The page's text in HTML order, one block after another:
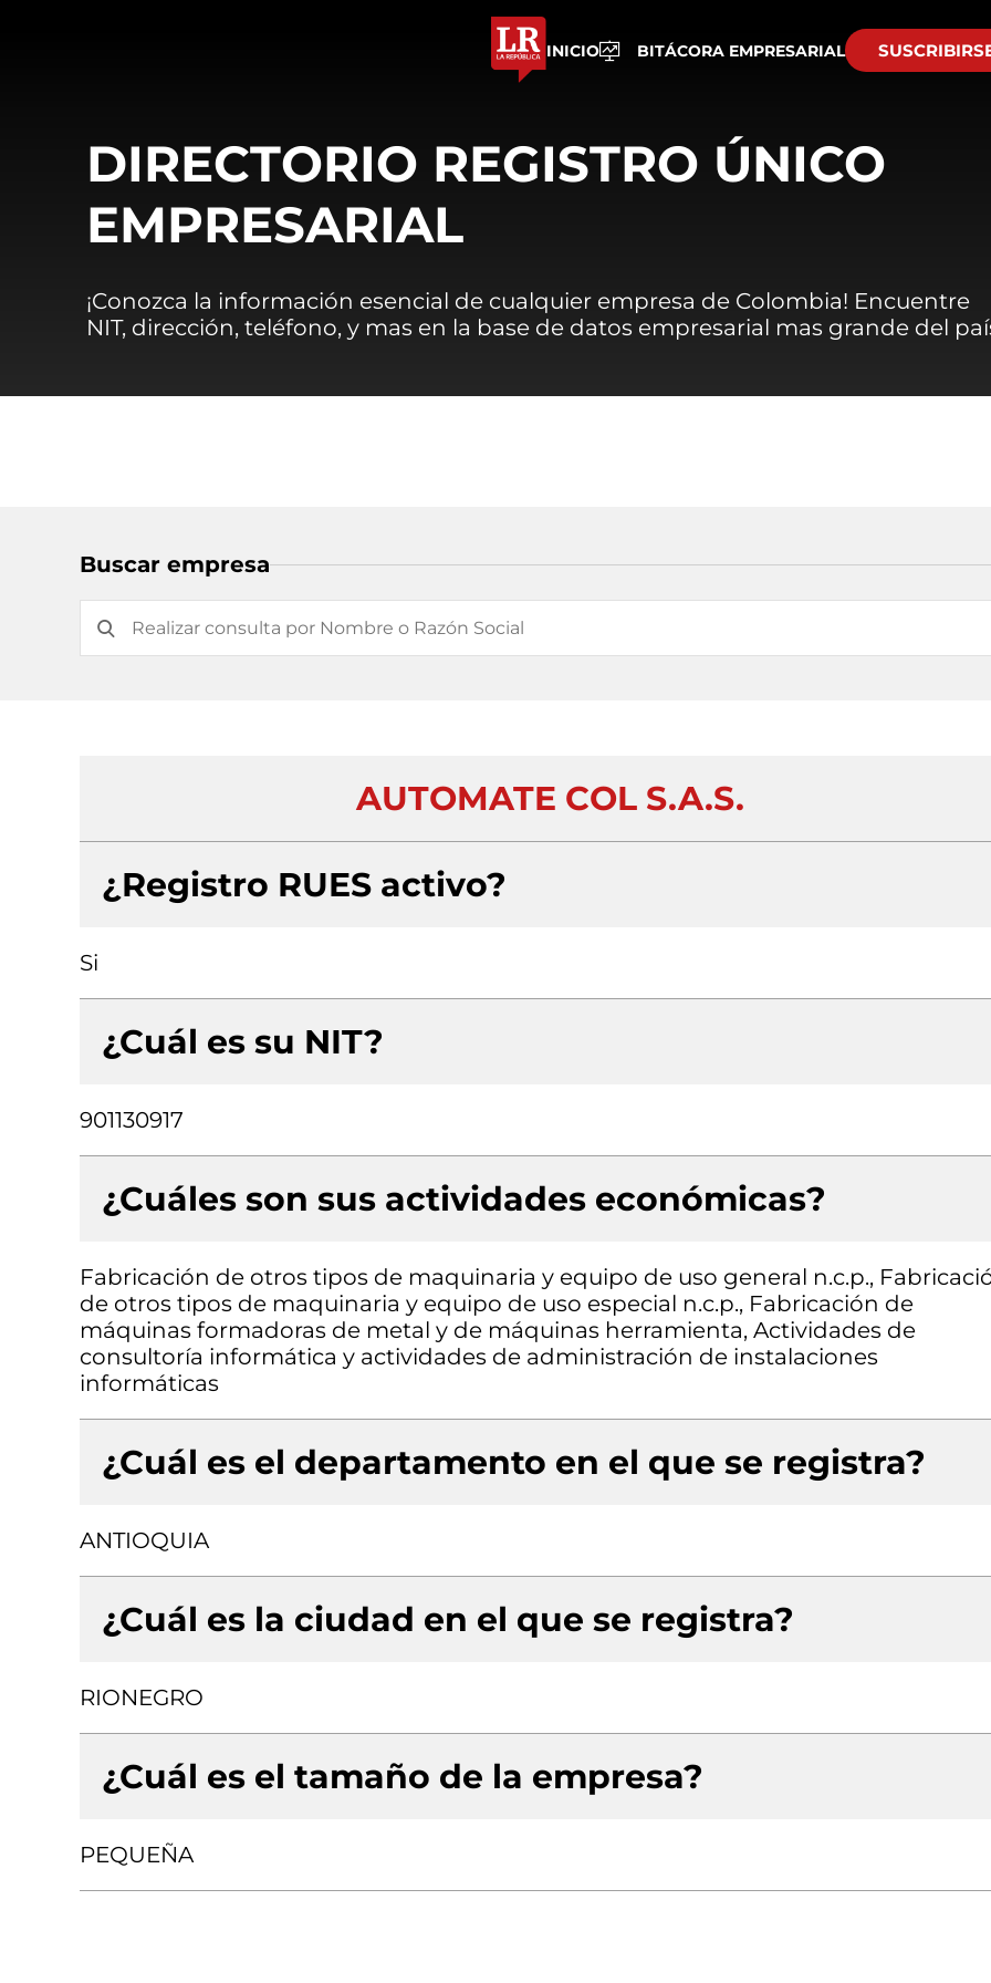
INICIO BITÁCORA EMPRESARIAL
DIRECTORIO REGISTRO ÚNICO
EMPRESARIAL
¡Conozca la información esencial de cualquier empresa de Colombia! Encuentre
NIT, dirección, teléfono, y mas en la base de datos empresarial mas grande del
Buscar empresa
AUTOMATE COL S.A.S.
¿Registro RUES activo?
Si
¿Cuál es su NIT?
901130917
¿Cuáles son sus actividades económicas?
Fabricación de otros tipos de maquinaria y equipo de uso general n.c.p.,
de otros tipos de maquinaria y equipo de uso especial n.c.p., Fabricación de
máquinas formadoras de metal y de máquinas herramienta, Actividades de
consultoría informática y actividades de administración de instalaciones
informáticas
¿Cuál es el departamento en el que se registra?
ANTIOQUIA
¿Cuál es la ciudad en el que se registra?
RIONEGRO
¿Cuál es el tamaño de la empresa?
PEQUEÑA